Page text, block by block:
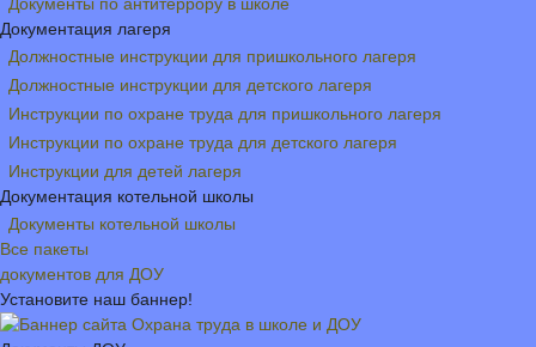
Документация лагеря
Должностные инструкции для пришкольного лагеря
Должностные инструкции для детского лагеря
Инструкции по охране труда для пришкольного лагеря
Инструкции по охране труда для детского лагеря
Инструкции для детей лагеря
Документация котельной школы
Документы котельной школы
Все пакеты
документов для ДОУ
Установите наш баннер!